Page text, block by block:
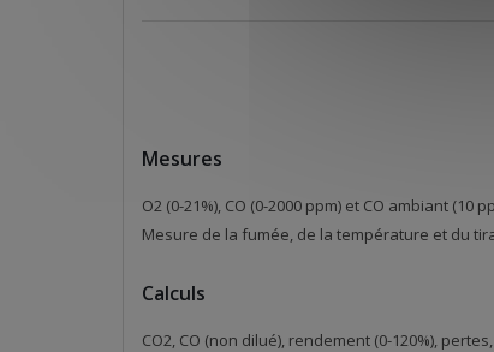
Mesures
O2 (0-21%), CO (0-2000 ppm) et CO ambiant (10
Mesure de la fumée, de la température et du
Calculs
CO2, CO (non dilué), rendement (0-120%),